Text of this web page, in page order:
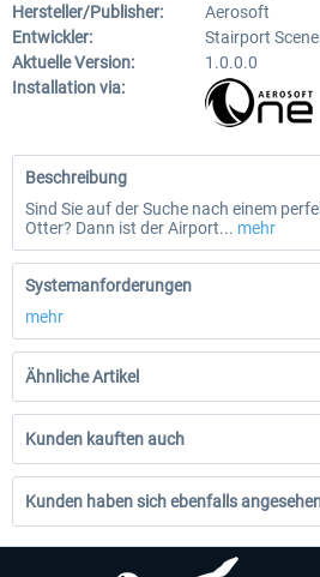
Hersteller/Publisher:
Aerosoft
Entwickler:
Stairport
Aktuelle Version:
1.0.0.0
Installation via:
Beschreibung
Sind Sie auf der Suche nach einem
Otter? Dann ist der Airport... mehr
Systemanforderungen
mehr
Ähnliche Artikel
Kunden kauften auch
Kunden haben sich ebenfalls